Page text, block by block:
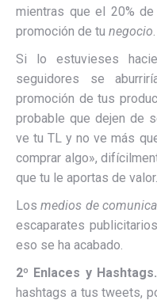
mientras que el 20%
promoción de tu negocio.
Si lo estuvieses
seguidores se
promoción de tus
probable que dejen de
ve tu TL y no ve más
comprar algo»,
que tu le aportas de valor.
Losmedios de
escaparates
eso se ha acabado.
2º Enlaces y Hashtags.
hashtags a tus tweets,